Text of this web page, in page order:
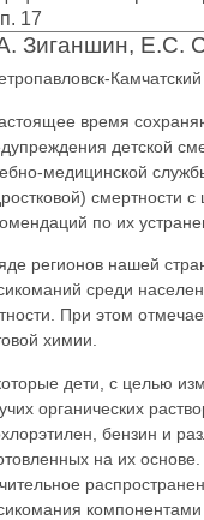
17
Зиганшин, Е.С.
Камчатский
время
детской
медицинской
смертности
по их
регионов нашей
среди
При этом
химии.
дети, с целью
органических
бензин и
на их